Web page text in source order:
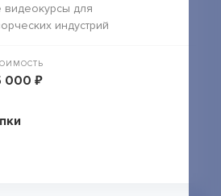
для
индустрий
000 ₽